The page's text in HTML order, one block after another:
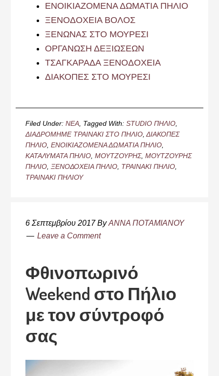
ΕΝΟΙΚΙΑΖΟΜΕΝΑ ΔΩΜΑΤΙΑ ΠΗΛΙΟ
ΞΕΝΟΔΟΧΕΙΑ ΒΟΛΟΣ
ΞΕΝΩΝΑΣ ΣΤΟ ΜΟΥΡΕΣΙ
ΟΡΓΑΝΩΣΗ ΔΕΞΙΩΣΕΩΝ
ΤΣΑΓΚΑΡΑΔΑ ΞΕΝΟΔΟΧΕΙΑ
ΔΙΑΚΟΠΕΣ ΣΤΟ ΜΟΥΡΕΣΙ
Filed Under:ΝΕΑ Tagged With:STUDIO ΠΗΛΙΟ
ΔΙΑΔΡΟΜΗΜΕ ΤΡΑΙΝΑΚΙ ΣΤΟ ΠΗΛΙΟ ,ΔΙΑΚΟΠΕΣ
ΠΗΛΙΟ ,ΕΝΟΙΚΙΑΖΟΜΕΝΑ ΔΩΜΑΤΙΑ ΠΗΛΙΟ
ΚΑΤΑΛΥΜΑΤΑ ΠΗΛΙΟ ,ΜΟΥΤΖΟΥΡΗΣ,ΜΟΥΤΖΟΥΡΗΣ
ΠΗΛΙΟ
ΞΕΝΟΔΟΧΕΙΑ ΠΗΛΙΟ ΤΡΑΙΝΑΚΙ ΠΗΛΙΟ
ΤΡΑΙΝΑΚΙ ΠΗΛΙΟΥ
6 Σεπτεμβρίου 2017ByΑΝΝΑ ΠΟΤΑΜΙΑΝΟΥ
Leave a Comment
Φθινοπωρινό
Weekend στο Πήλιο
με τον σύντροφό
σας